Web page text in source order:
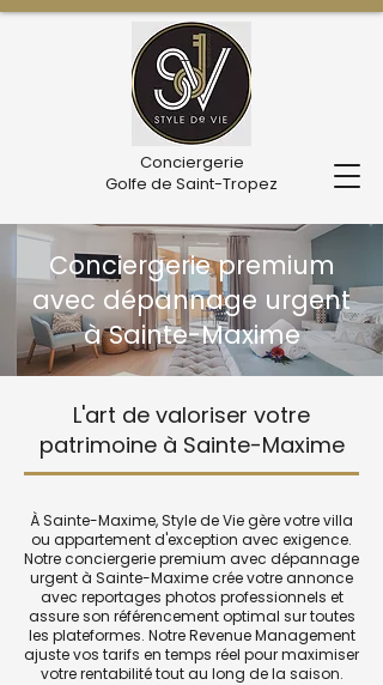
Conciergerie
Golfe de Saint-Tropez
Conciergerie premium
avec dépannage urgent
à Sainte-Maxime
L'art de valoriser votre
patrimoine à Sainte-Maxime
À Sainte-Maxime, Style de Vie gère votre villa
ou appartement d'exception avec exigence.
Notre conciergerie premium avec dépannage
urgent à Sainte-Maxime crée votre annonce
avec reportages photos professionnels et
assure son référencement optimal sur toutes
les plateformes. Notre Revenue Management
ajuste vos tarifs en temps réel pour maximiser
votre rentabilité tout au long de la saison.